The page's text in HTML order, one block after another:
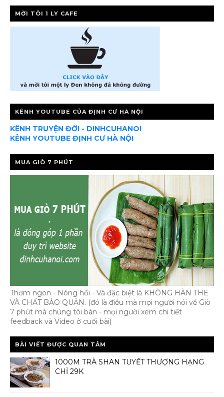
MỜI TÔI 1 LY CAFE
KÊNH YOUTUBE CỦA ĐỊNH CƯ HÀ NỘI
KÊNH TRUYỆN ĐỜI - DINHCUHANOI
KÊNH YOUTUBE ĐỊNH CƯ HÀ NỘI
MUA GIÒ 7 PHÚT
Thơm ngon - Nóng hổi - Và đặc biệt là KHÔNG HÀN THE
VÀ CHẤT BẢO QUẢN. (đó là điều mà mọi người nói về Giò
7 phút mà chúng tôi bán - mọi người xem chi tiết
feedback và Video ở cuối bài)
BÀI VIẾT ĐƯỢC QUAN TÂM
1000M TRÀ SHAN TUYẾT THƯỢNG HẠNG
CHỈ 29K